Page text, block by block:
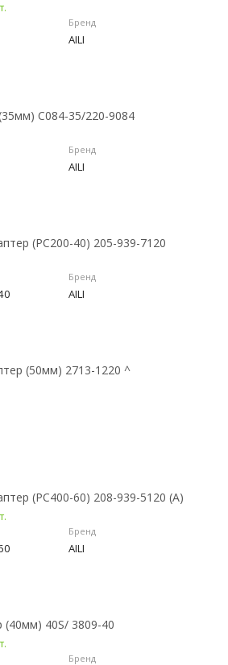
Бренд
AILI
C084-35/220-9084
Бренд
AILI
(PC200-40) 205-939-7120
Бренд
AILI
(50мм) 2713-1220 ^
(PC400-60) 208-939-5120 (A)
Бренд
AILI
(40мм) 40S/ 3809-40
Бренд